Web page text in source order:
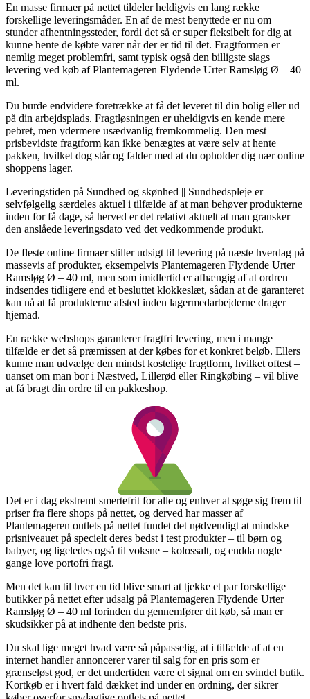
En masse firmaer på nettet tildeler heldigvis en lang række
forskellige leveringsmåder. En af de mest benyttede er nu om
stunder afhentningssteder, fordi det så er super fleksibelt for dig at
kunne hente de købte varer når der er tid til det. Fragtformen er
nemlig meget problemfri, samt typisk også den billigste slags
levering ved køb af Plantemageren Flydende Urter Ramsløg Ø – 40
ml.
Du burde endvidere foretrække at få det leveret til din bolig eller ud
på din arbejdsplads. Fragtløsningen er uheldigvis en kende mere
pebret, men ydermere usædvanlig fremkommelig. Den mest
prisbevidste fragtform kan ikke benægtes at være selv at hente
pakken, hvilket dog står og falder med at du opholder dig nær online
shoppens lager.
Leveringstiden på Sundhed og skønhed || Sundhedspleje er
selvfølgelig særdeles aktuel i tilfælde af at man behøver produkterne
inden for få dage, så herved er det relativt aktuelt at man gransker
den anslåede leveringsdato ved det vedkommende produkt.
De fleste online firmaer stiller udsigt til levering på næste hverdag på
massevis af produkter, eksempelvis Plantemageren Flydende Urter
Ramsløg Ø – 40 ml, men som imidlertid er afhængig af at ordren
indsendes tidligere end et besluttet klokkeslæt, sådan at de garanteret
kan nå at få produkterne afsted inden lagermedarbejderne drager
hjemad.
En række webshops garanterer fragtfri levering, men i mange
tilfælde er det så præmissen at der købes for et konkret beløb. Ellers
kunne man udvælge den mindst kostelige fragtform, hvilket oftest –
uanset om man bor i Næstved, Lillerød eller Ringkøbing – vil blive
at få bragt din ordre til en pakkeshop.
Det er i dag ekstremt smertefrit for alle og enhver at søge sig frem til
priser fra flere shops på nettet, og derved har masser af
Plantemageren outlets på nettet fundet det nødvendigt at mindske
prisniveauet på specielt deres bedst i test produkter – til børn og
babyer, og ligeledes også til voksne – kolossalt, og endda nogle
gange love portofri fragt.
Men det kan til hver en tid blive smart at tjekke et par forskellige
butikker på nettet efter udsalg på Plantemageren Flydende Urter
Ramsløg Ø – 40 ml forinden du gennemfører dit køb, så man er
skudsikker på at indhente den bedste pris.
Du skal lige meget hvad være så påpasselig, at i tilfælde af at en
internet handler annoncerer varer til salg for en pris som er
grænseløst god, er det undertiden være et signal om en svindel butik.
Kortkøb er i hvert fald dækket ind under en ordning, der sikrer